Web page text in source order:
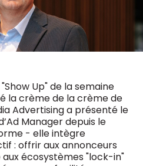
Up" de la semaine
la crème de la crème de
Advertising a présenté le
Manager depuis le
- elle intègre
: offrir aux annonceurs
écosystèmes "lock-in"
DIGITAL :
access
MM e - News
MM Brunch
MM Tech
MM Best of
Research
MM Blue